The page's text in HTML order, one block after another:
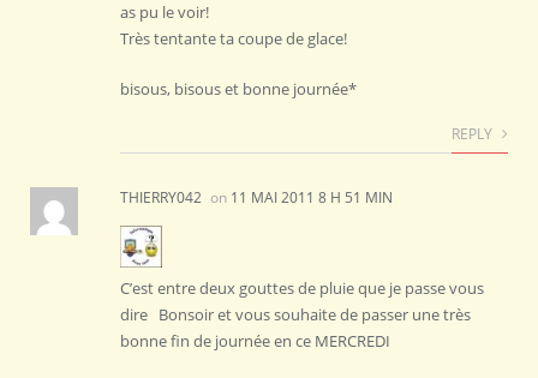
as pu le voir!
Très tentante ta coupe de glace!
bisous, bisous et bonne journée*
REPLY
THIERRY042 on 11 MAI 2011 8 H 51 MIN
C’est entre deux gouttes de pluie que je passe vous
dire Bonsoir et vous souhaite de passer une très
bonne fin de journée en ce MERCREDI